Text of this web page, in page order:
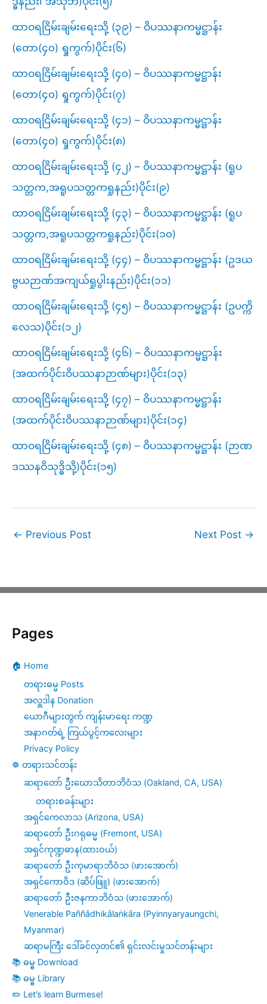
ထာဝရငြိမ်းချမ်းရေးသို့ (၃၉) – ဝိပဿနာကမ္မဋ္ဌာန်း
(တော(၄၀) ရှုကွက်)ပိုင်း(၆)
ထာဝရငြိမ်းချမ်းရေးသို့ (၄၀) – ဝိပဿနာကမ္မဋ္ဌာန်း
(တော(၄၀) ရှုကွက်)ပိုင်း(၇)
ထာဝရငြိမ်းချမ်းရေးသို့ (၄၁) – ဝိပဿနာကမ္မဋ္ဌာန်း
(တော(၄၀) ရှုကွက်)ပိုင်း(၈)
ထာဝရငြိမ်းချမ်းရေးသို့ (၄၂) – ဝိပဿနာကမ္မဋ္ဌာန်း (ရူပ
သတ္တက,အရူပသတ္တကရှုနည်း)ပိုင်း(၉)
ထာဝရငြိမ်းချမ်းရေးသို့ (၄၃) – ဝိပဿနာကမ္မဋ္ဌာန်း (ရူပ
သတ္တက,အရူပသတ္တကရှုနည်း)ပိုင်း(၁၀)
ထာဝရငြိမ်းချမ်းရေးသို့ (၄၄) – ဝိပဿနာကမ္မဋ္ဌာန်း (ဥဒယ
ဗ္ဗယဉာဏ်အကျယ်ရှုပွါးနည်း)ပိုင်း(၁၁)
ထာဝရငြိမ်းချမ်းရေးသို့ (၄၅) – ဝိပဿနာကမ္မဋ္ဌာန်း (ဥပက္ကိ
လေသ)ပိုင်း(၁၂)
ထာဝရငြိမ်းချမ်းရေးသို့ (၄၆) – ဝိပဿနာကမ္မဋ္ဌာန်း
(အထက်ပိုင်းဝိပဿနာဉာဏ်များ)ပိုင်း(၁၃)
ထာဝရငြိမ်းချမ်းရေးသို့ (၄၇) – ဝိပဿနာကမ္မဋ္ဌာန်း
(အထက်ပိုင်းဝိပဿနာဉာဏ်များ)ပိုင်း(၁၄)
ထာဝရငြိမ်းချမ်းရေးသို့ (၄၈) – ဝိပဿနာကမ္မဋ္ဌာန်း (ဉာဏ
ဒဿနဝိသုဒ္ဓိသို့)ပိုင်း(၁၅)
← Previous Post Next Post →
Pages
🏠 Home
တရားဓမ္မ Posts
အလှူဒါန Donation
ယောဂီများတွက် ကျန်းမာရေး ကဏ္ဍ
အနာဂတ်ရဲ့ ကြယ်ပွင့်ကလေးများ
Privacy Policy
☸️ တရားသင်တန်း
ဆရာတော် ဦးဃောသိတာဘိဝံသ (Oakland, CA, USA)
တရားစခန်းများ
အရှင်ကေလာသ (Arizona, USA)
ဆရာတော် ဦးဂရုဓမ္မ (Fremont, USA)
အရှင်ကုဏ္ဍဓာန(ထားဝယ်)
ဆရာတော် ဦးကုမာရာဘိဝံသ (ဖားအောက်)
အရှင်ကောဝိဒ (ဆိပ်ဖြူ) (ဖားအောက်)
ဆရာတော် ဦးဇနကာဘိဝံသ (ဖားအောက်)
Venerable Paññādhikālaṅkāra (Pyinnyaryaungchi,
Myanmar)
ဆရာမကြီး ဒေါ်ခင်လှတင်၏ ရှင်းလင်းမှုသင်တန်းများ
📚 ဓမ္ဓ Download
📚 ဓမ္ဓ Library
✏️ Let’s learn Burmese!